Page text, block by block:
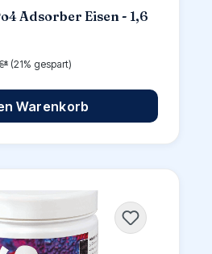
Adsorber Eisen - 1,6
(21% gespart)
Warenkorb